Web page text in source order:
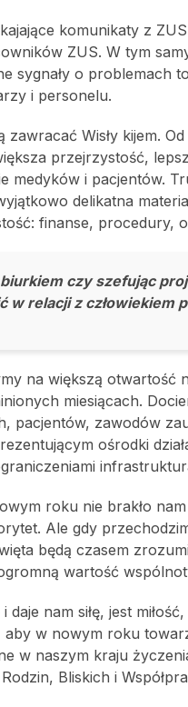
komunikaty z
ZUS. W tym
sygnały o
i personelu.
zawracać Wisły kijem.
przejrzystość,
medyków i pacjentów.
delikatna
finanse, procedury,
czy szefując
w relacji z człowiekiem
na większą otwartość
miesiącach.
pacjentów, zawodów
ośrodki
roku nie brakło
Ale gdy
będą czasem
wartość
nam siłę, jest
aby w nowym roku
w naszym kraju
Bliskich i